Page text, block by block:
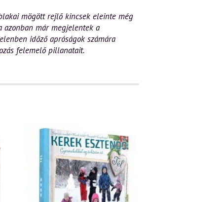
mögött rejlő kincsek eleinte még
már megjelentek a
időző apróságok számára
felemelő pillanatait.